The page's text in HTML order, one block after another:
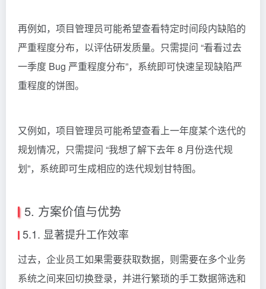
再例如，项目管理员可能希望查看特定时间段内缺陷的
严重程度分布，以评估研发质量。只需提问 “看看过去
一季度 Bug 严重程度分布”，系统即可快速呈现缺陷严
重程度的饼图。
又例如，项目管理员可能希望查看上一年度某个迭代的
规划情况，只需提问 “我想了解下去年 8 月份迭代规
划”，系统即可生成相应的迭代规划甘特图。
5. 方案价值与优势
5.1. 显著提升工作效率
过去，企业员工如果需要获取数据，则需要在多个业务
系统之间来回切换登录，并进行繁琐的手工数据筛选和